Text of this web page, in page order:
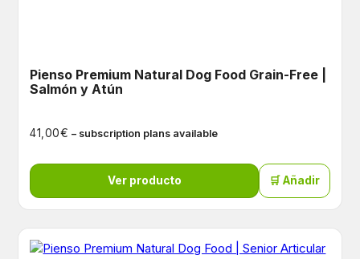
Pienso Premium Natural Dog Food Grain-Free |
Salmón y Atún
41,00€ – subscription plans available
Ver producto 🛒 Añadir